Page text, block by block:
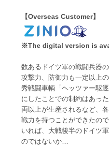
【Overseas Customer】
※The digital version is
数あるドイツ軍の戦闘兵器
攻撃力、防御力も一定以上
秀戦闘車輌「ヘッツァー駆
にしたことでの制約はあっ
両以上が生産されるなど、
戦力を持つことができたの
いれば、大戦後半のドイツ
のではないか…